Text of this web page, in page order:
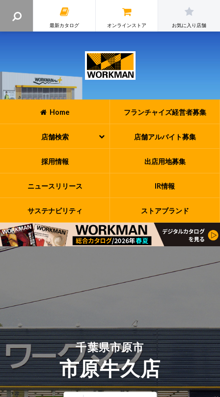
最新カタログ オンラインストア お気に入り店舗
Home フランチャイズ経営者募集
店舗検索 店舗アルバイト募集
採用情報 出店用地募集
ニュースリリース IR情報
サステナビリティ ストアブランド
千葉県市原市
市原牛久店